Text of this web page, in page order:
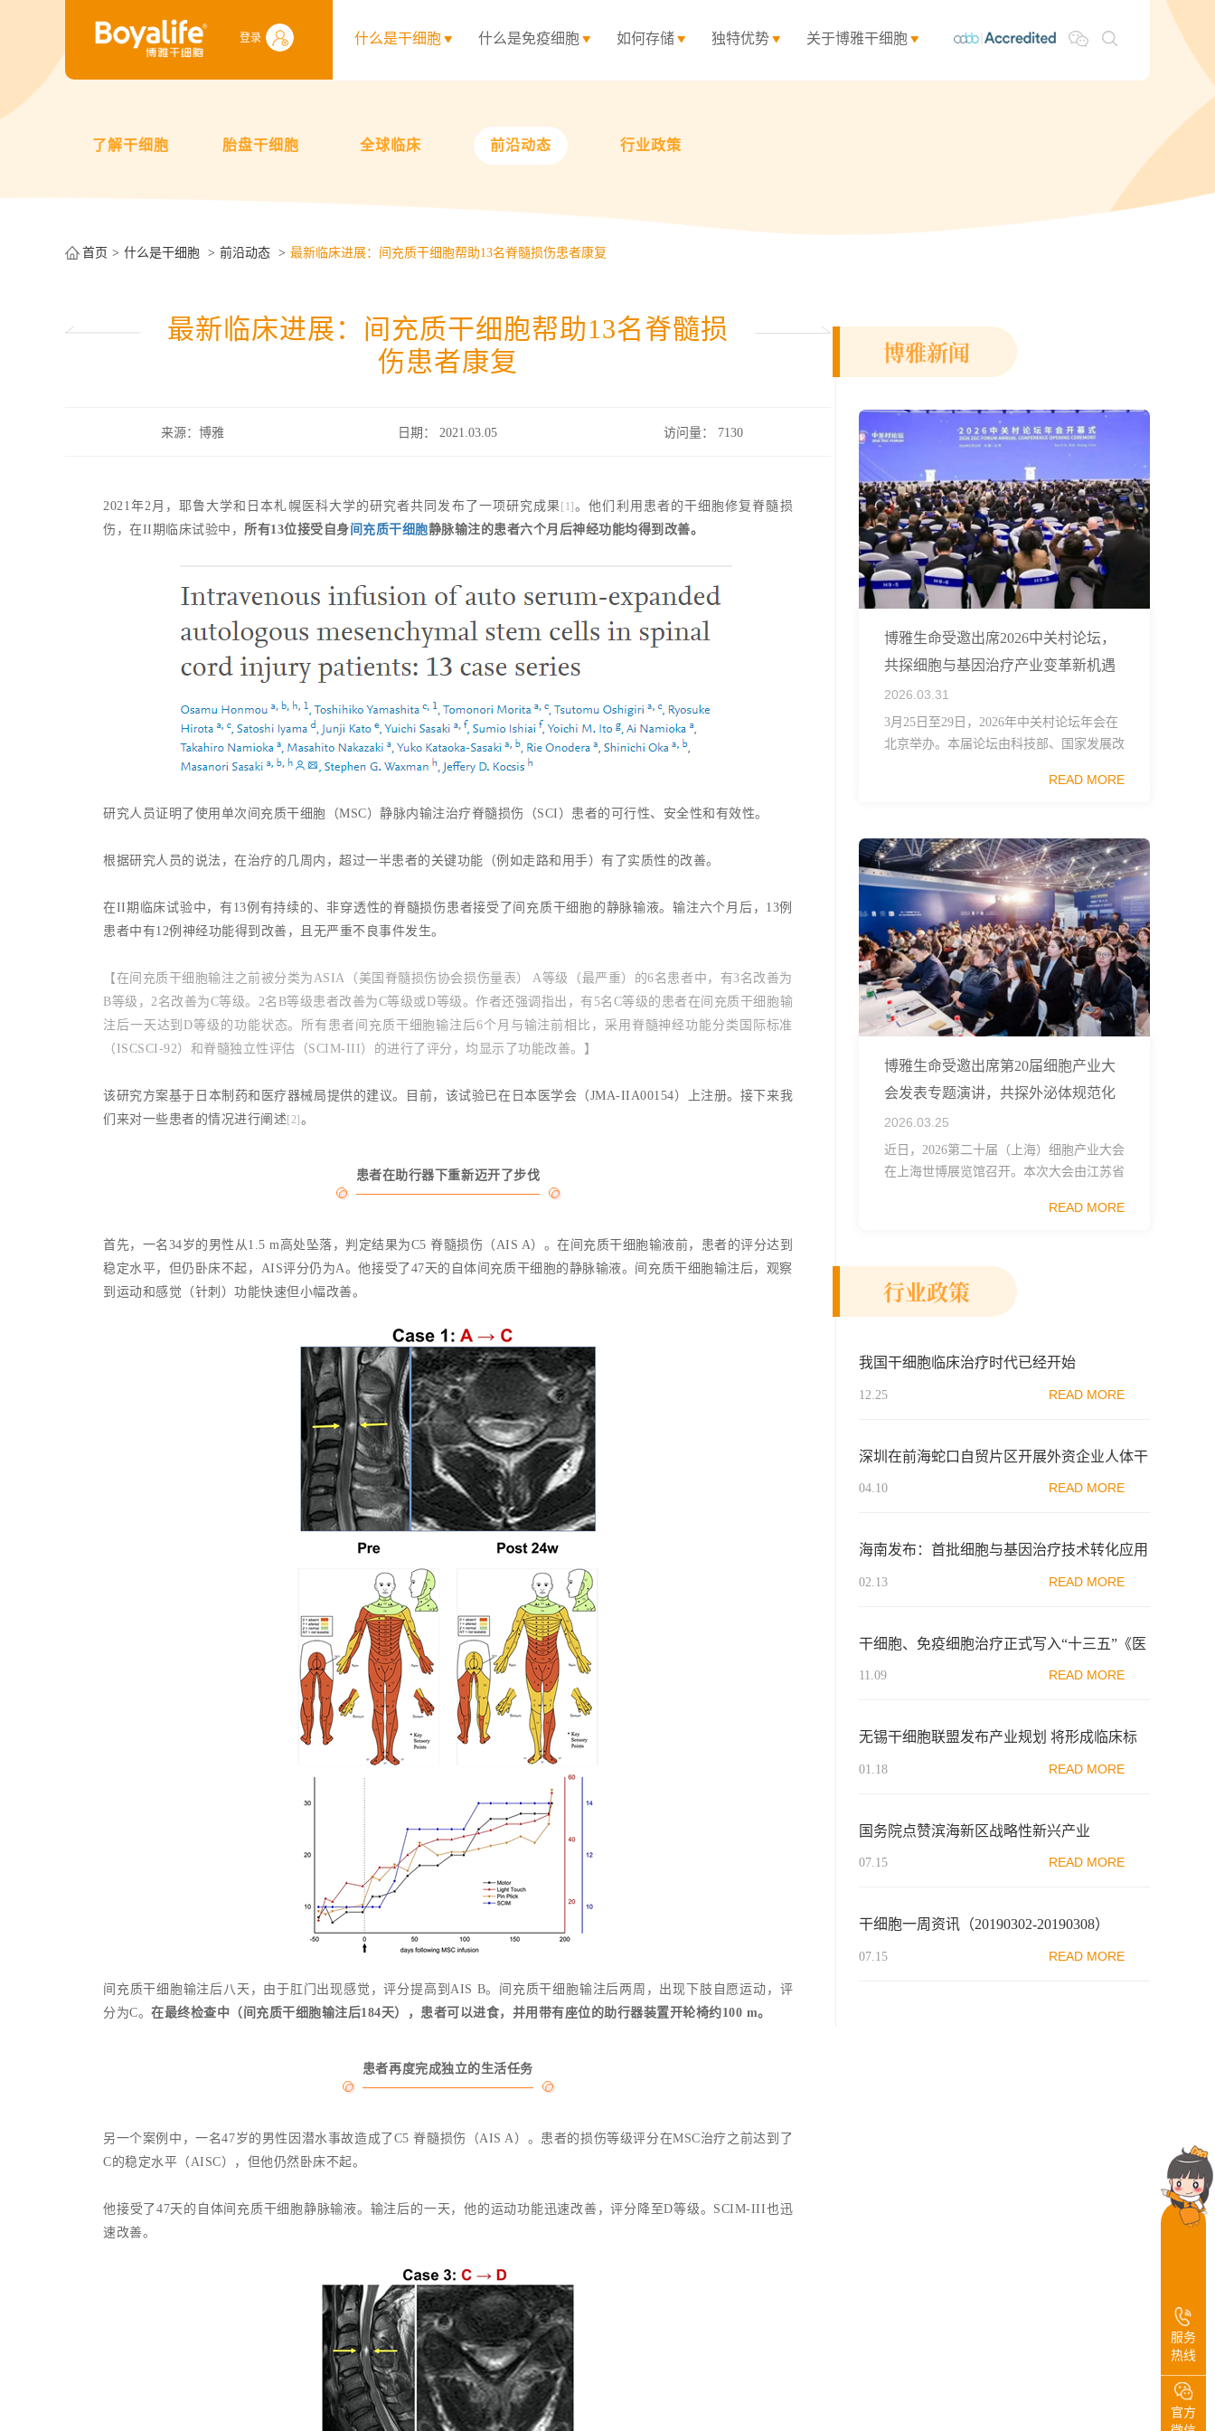
登录 什么是干细胞 什么是免疫细胞 如何存储 独特优势 关于博雅干细胞
了解干细胞 胎盘干细胞 全球临床 前沿动态 行业政策
首页 什么是干细胞 前沿动态 最新临床进展：间充质干细胞帮助13名脊髓损伤患者康复
最新临床进展：间充质干细胞帮助13名脊髓损
伤患者康复
来源：博雅 日期： 2021.03.05 访问量： 7130
2021年2月，耶鲁大学和日本札幌医科大学的研究者共同发布了一项研究成果 [1] 。他们利用患者的干细胞修复脊髓损
伤，在II期临床试验中， 所有13位接受自身间充质干细胞静脉输注的患者六个月后神经功能均得到改善。
研究人员证明了使用单次间充质干细胞（MSC）静脉内输注治疗脊髓损伤（SCI）患者的可行性、安全性和有效性。
根据研究人员的说法，在治疗的几周内，超过一半患者的关键功能（例如走路和用手）有了实质性的改善。
在II期临床试验中，有13例有持续的、非穿透性的脊髓损伤患者接受了间充质干细胞的静脉输液。输注六个月后，13例
患者中有12例神经功能得到改善，且无严重不良事件发生。
【在间充质干细胞输注之前被分类为ASIA（美国脊髓损伤协会损伤量表） A等级（最严重）的6名患者中，有3名改善为
B等级，2名改善为C等级。2名B等级患者改善为C等级或D等级。作者还强调指出，有5名C等级的患者在间充质干细胞输
注后一天达到D等级的功能状态。所有患者间充质干细胞输注后6个月与输注前相比，采用脊髓神经功能分类国际标准
（ISCSCI-92）和脊髓独立性评估（SCIM-III）的进行了评分，均显示了功能改善。】
该研究方案基于日本制药和医疗器械局提供的建议。目前，该试验已在日本医学会（JMA-IIA00154）上注册。接下来我
们来对一些患者的情况进行阐述 [2] 。
患者在助行器下重新迈开了步伐
首先，一名34岁的男性从1.5 m高处坠落，判定结果为C5 脊髓损伤（AIS A）。在间充质干细胞输液前，患者的评分达到
稳定水平，但仍卧床不起，AIS评分仍为A。他接受了47天的自体间充质干细胞的静脉输液。间充质干细胞输注后，观察
到运动和感觉（针刺）功能快速但小幅改善。
间充质干细胞输注后八天，由于肛门出现感觉，评分提高到AIS B。间充质干细胞输注后两周，出现下肢自愿运动，评
分为C。 在最终检查中（间充质干细胞输注后184天），患者可以进食，并用带有座位的助行器装置开轮椅约100 m。
患者再度完成独立的生活任务
另一个案例中，一名47岁的男性因潜水事故造成了C5 脊髓损伤（AIS A）。患者的损伤等级评分在MSC治疗之前达到了
C的稳定水平（AISC），但他仍然卧床不起。
他接受了47天的自体间充质干细胞静脉输液。输注后的一天，他的运动功能迅速改善，评分降至D等级。SCIM-III也迅
速改善。
博雅新闻
博雅生命受邀出席2026中关村论坛，
共探细胞与基因治疗产业变革新机遇
2026.03.31
3月25日至29日，2026年中关村论坛年会在
北京举办。本届论坛由科技部、国家发展改
国科学院、中国工程院、中国科协和北京市
READ MORE
博雅生命受邀出席第20届细胞产业大
会发表专题演讲，共探外泌体规范化
发展
2026.03.25
近日，2026第二十届（上海）细胞产业大会
在上海世博展览馆召开。本次大会由江苏省
促进会细胞医药分会、武汉东湖国家自主创
READ MORE
行业政策
我国干细胞临床治疗时代已经开始
12.25 READ MORE
深圳在前海蛇口自贸片区开展外资企业人体干
细胞、基因诊断与治疗技术试点
04.10 READ MORE
海南发布：首批细胞与基因治疗技术转化应用
实施目录公布
02.13 READ MORE
干细胞、免疫细胞治疗正式写入“十三五”《医
药工业发展规划指南》
11.09 READ MORE
无锡干细胞联盟发布产业规划 将形成临床标
准
01.18 READ MORE
国务院点赞滨海新区战略性新兴产业
07.15 READ MORE
干细胞一周资讯（20190302-20190308）
07.15 READ MORE
服务
热线
官方